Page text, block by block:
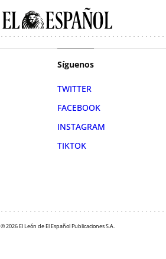
Síguenos
TWITTER
FACEBOOK
INSTAGRAM
TIKTOK
© 2026 El León de El Español Publicaciones S.A.